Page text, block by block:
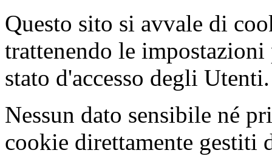
Questo sito si avvale di
trattenendo le
stato d'accesso degli Utenti.
Nessun dato sensibile né
cookie direttamente gestiti